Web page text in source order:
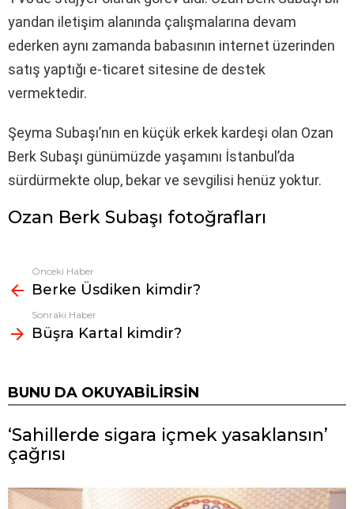
yandan iletişim alanında çalışmalarına devam
ederken aynı zamanda babasının internet üzerinden
satış yaptığı e-ticaret sitesine de destek
vermektedir.
Şeyma Subaşı’nın en küçük erkek kardeşi olan Ozan
Berk Subaşı günümüzde yaşamını İstanbul’da
sürdürmekte olup, bekar ve sevgilisi henüz yoktur.
Ozan Berk Subaşı fotoğrafları
Fazlasına
bak
Önceki Haber
Berke Üsdiken kimdir?
Sonraki Haber
Büşra Kartal kimdir?
BUNU DA OKUYABILIRSIN
‘Sahillerde sigara içmek yasaklansın’
çağrısı